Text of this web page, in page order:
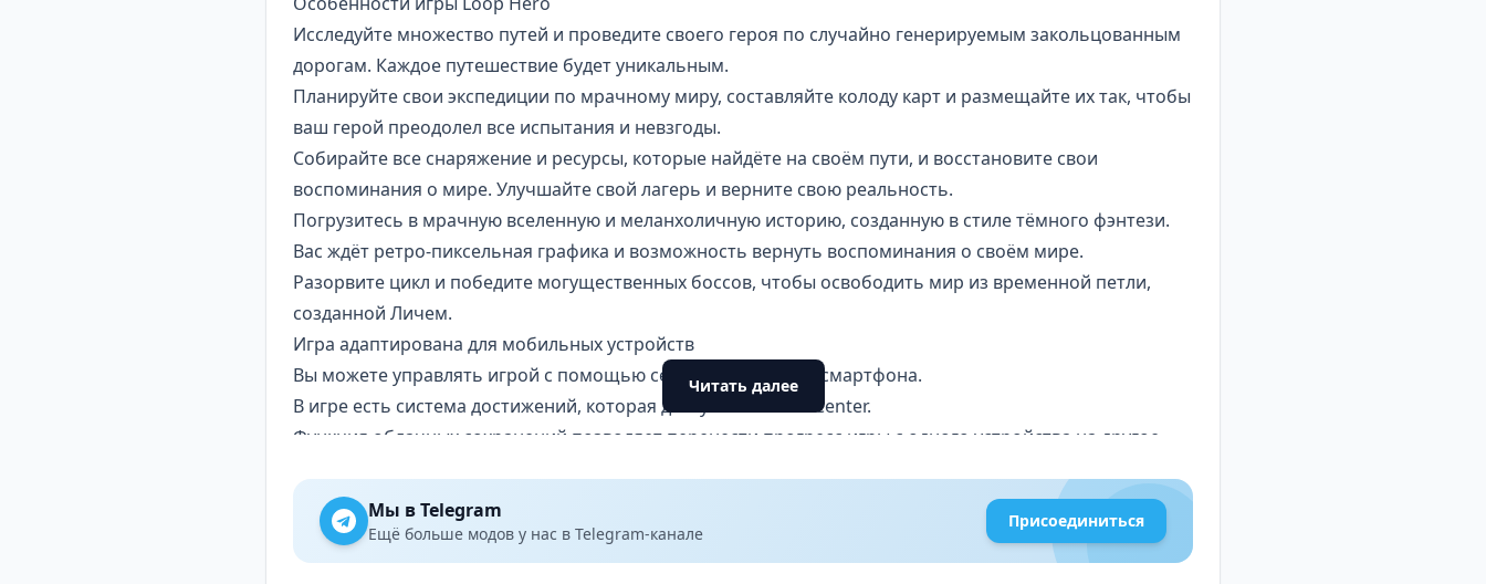
Исследуйте множество путей и проведите своего героя по случайно генерируемым закольцованным
дорогам. Каждое путешествие будет уникальным.
Планируйте свои экспедиции по мрачному миру, составляйте колоду карт и размещайте их так, чтобы
ваш герой преодолел все испытания и невзгоды.
Собирайте все снаряжение и ресурсы, которые найдёте на своём пути, и восстановите свои
воспоминания о мире. Улучшайте свой лагерь и верните свою реальность.
Погрузитесь в мрачную вселенную и меланхоличную историю, созданную в стиле тёмного фэнтези.
Вас ждёт ретро-пиксельная графика и возможность вернуть воспоминания о своём мире.
Разорвите цикл и победите могущественных боссов, чтобы освободить мир из временной петли,
созданной Личем.
Игра адаптирована для мобильных устройств
Вы можете управлять игрой с помощью сенсорного экрана смартфона.
В игре есть система достижений, которая доступна в Game Center.
Функция облачных сохранений позволяет перенести прогресс игры с одного устройства на другое.
Читать далее
Мы в Telegram
Ещё больше модов у нас в Telegram-канале
Присоединиться